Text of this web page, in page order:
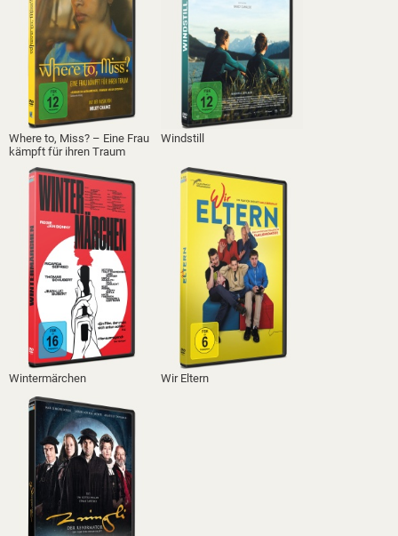
Where to, Miss? – Eine Frau
kämpft für ihren Traum
Windstill
Wintermärchen Wir Eltern